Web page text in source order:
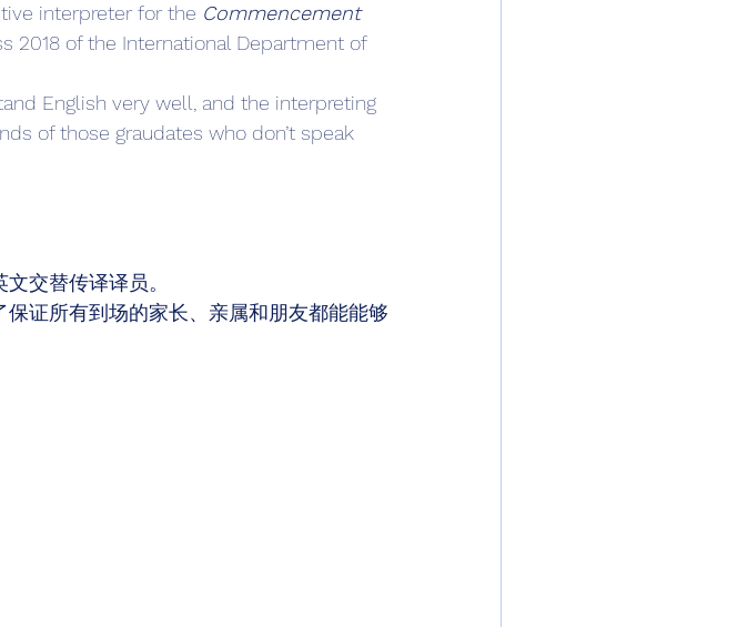
interpreter for the Commencement
2018 of the International Department of
English very well, and the interpreting
of those graudates who don’t speak
交替传译译员。
证所有到场的家长、亲属和朋友都能能够